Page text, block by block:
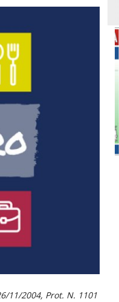
11/2004, Prot. N. 1101